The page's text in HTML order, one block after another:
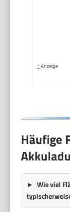
* Anzeige
Häufige
Wie viel